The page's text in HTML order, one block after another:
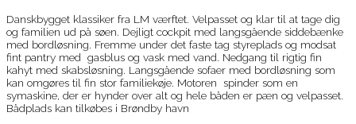
Danskbygget klassiker fra LM værftet. Velpasset og klar til at tage dig
og familien ud på søen. Dejligt cockpit med langsgående siddebænke
med bordløsning. Fremme under det faste tag styreplads og modsat
fint pantry med gasblus og vask med vand. Nedgang til rigtig fin
kahyt med skabsløsning. Langsgående sofaer med bordløsning som
kan omgøres til fin stor familiekøje. Motoren spinder som en
symaskine, der er hynder over alt og hele båden er pæn og velpasset.
Bådplads kan tilkøbes i Brøndby havn